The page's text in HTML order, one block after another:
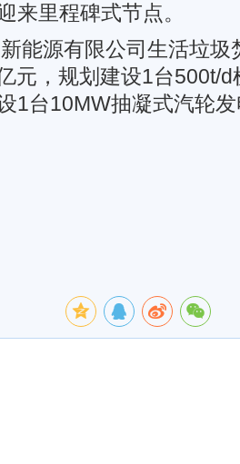
来里程碑式节点。
能源有限公司生活垃圾
元，规划建设1台500t/
1台10MW抽凝式汽轮